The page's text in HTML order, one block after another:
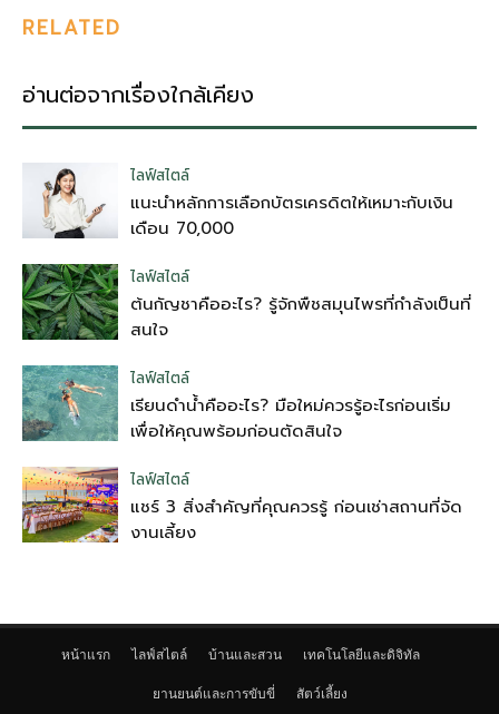
RELATED
อ่านต่อจากเรื่องใกล้เคียง
ไลฟ์สไตล์
แนะนำหลักการเลือกบัตรเครดิตให้เหมาะกับเงิน
เดือน 70,000
ไลฟ์สไตล์
ต้นกัญชาคืออะไร? รู้จักพืชสมุนไพรที่กำลังเป็นที่
สนใจ
ไลฟ์สไตล์
เรียนดำน้ำคืออะไร? มือใหม่ควรรู้อะไรก่อนเริ่ม
เพื่อให้คุณพร้อมก่อนตัดสินใจ
ไลฟ์สไตล์
แชร์ 3 สิ่งสำคัญที่คุณควรรู้ ก่อนเช่าสถานที่จัด
งานเลี้ยง
หน้าแรก ไลฟ์สไตล์ บ้านและสวน เทคโนโลยีและดิจิทัล
ยานยนต์และการขับขี่ สัตว์เลี้ยง